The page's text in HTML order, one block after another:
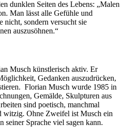
dunklen Seiten des Lebens: „Malen
Man lässt alle Gefühle und
nicht, sondern versucht sie
auszusöhnen.“
Musch künstlerisch aktiv. Er
Gedanken auszudrücken,
Florian Musch wurde 1985 in
Gemälde, Skulpturen aus
sind poetisch, manchmal
witzig. Ohne Zweifel ist Musch ein
seiner Sprache viel sagen kann.